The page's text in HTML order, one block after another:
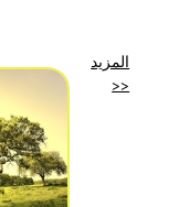
المزيد
>>